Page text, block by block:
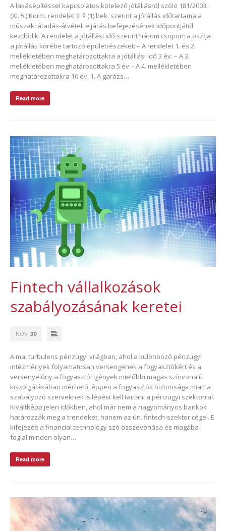
A lakásépítéssel kapcsolatos kötelező jótállásról szóló 181/2003.
(XI. 5.) Korm. rendelet 3. § (1) bek. szerint a jótállás időtartama a
műszaki átadás-átvételi eljárás befejezésének időpontjától
kezdődik. A rendelet a jótállási idő szerint három csoportra osztja
a jótállás körébe tartozó épületrészeket: – A rendelet 1. és 2.
mellékletében meghatározottakra a jótállási idő 3 év. – A 3.
mellékletében meghatározottakra 5 év – A 4. mellékletében
meghatározottakra 10 év. 1. A garázs…
Read more
Fintech vállalkozások
szabályozásának keretei
NOV 30
A mai turbulens pénzügyi világban, ahol a különböző pénzügyi
intézmények folyamatosan versengenek a fogyasztókért és a
versenyelőny a fogyasztói igények mielőbbi magas színvonalú
kiszolgálásában mérhető, éppen a fogyasztók biztonsága miatt a
szabályozó szerveknek is lépést kell tartani a pénzügyi szektorral.
Kiváltképp jelen időkben, ahol már nem a hagyományos bankok
határozzák meg a trendeket, hanem az ún. fintech-szektor cégei. E
kifejezés a financial technology szó összevonása és magába
foglal minden olyan…
Read more